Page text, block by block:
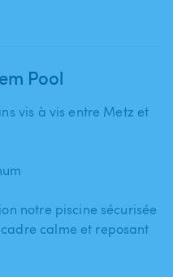
Pool
vis à vis entre Metz et
notre piscine sécurisée
calme et reposant